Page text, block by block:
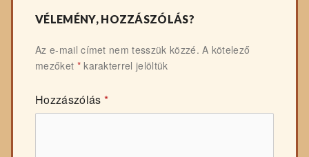
VÉLEMÉNY, HOZZÁSZÓLÁS?
Az e-mail címet nem tesszük közzé. A kötelező
mezőket *karakterrel jelöltük
Hozzászólás *